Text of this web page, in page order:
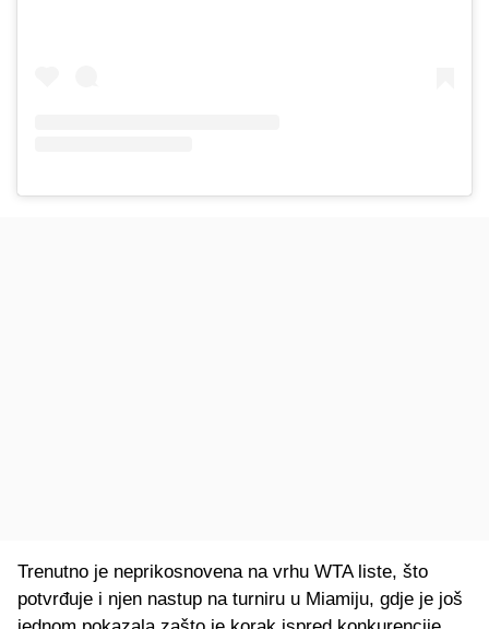
Trenutno je neprikosnovena na vrhu WTA liste, što
potvrđuje i njen nastup na turniru u Miamiju, gdje je još